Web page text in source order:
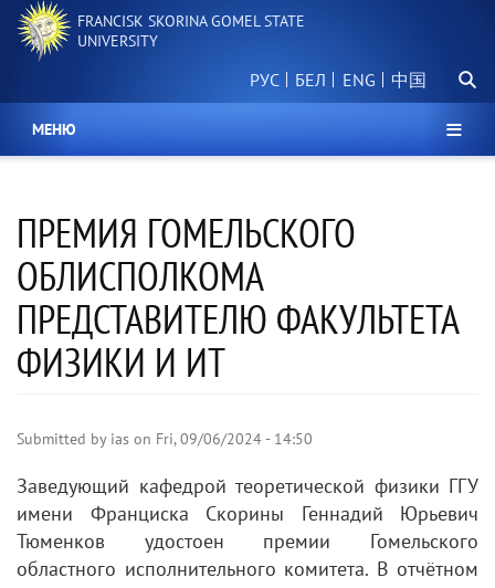
Skip
main
FRANCISK SKORINA GOMEL STATE
UNIVERSITY
РУС БЕЛ 中国
МЕНЮ
ПРЕМИЯ ГОМЕЛЬСКОГО
ОБЛИСПОЛКОМА
ПРЕДСТАВИТЕЛЮ ФАКУЛЬТЕТА
ФИЗИКИ И ИТ
Submitted by ias on Fri, 09/06/2024 - 14:50
Заведующий кафедрой теоретической физики ГГУ
имени Франциска Скорины Геннадий Юрьевич
Тюменков удостоен премии Гомельского
областного исполнительного комитета. В отчётном